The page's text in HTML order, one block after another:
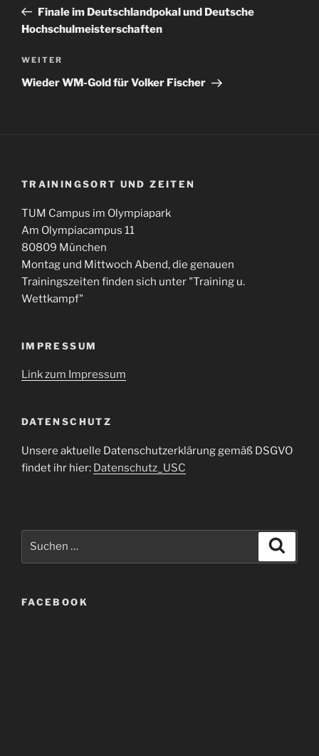
Beitrag
Finale im Deutschlandpokal und Deutsche
Hochschulmeisterschaften
Nächster
Beitrag
WEITER
Wieder WM-Gold für Volker Fischer
TRAININGSORT UND ZEITEN
TUM Campus im Olympiapark
Am Olympiacampus 11
80809 München
Montag und Mittwoch Abend, die genauen
Trainingszeiten finden sich unter "Training u.
Wettkampf"
IMPRESSUM
Link zum Impressum
DATENSCHUTZ
Unsere aktuelle Datenschutzerklärung gemäß DSGVO
findet ihr hier: Datenschutz_USC
FACEBOOK